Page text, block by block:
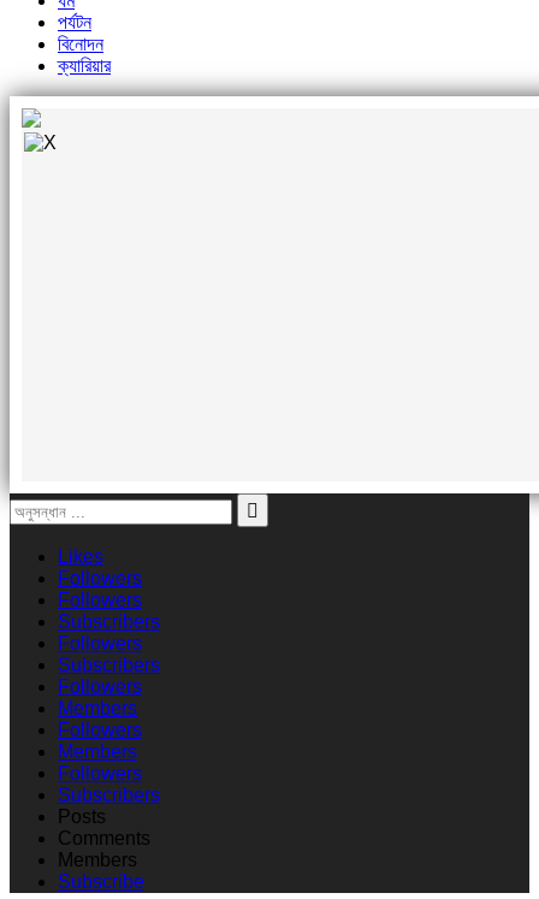
পর্যটন
বিনোদন
ক্যারিয়ার
Likes
Followers
Followers
Subscribers
Followers
Subscribers
Followers
Members
Followers
Members
Followers
Subscribers
Posts
Comments
Members
Subscribe